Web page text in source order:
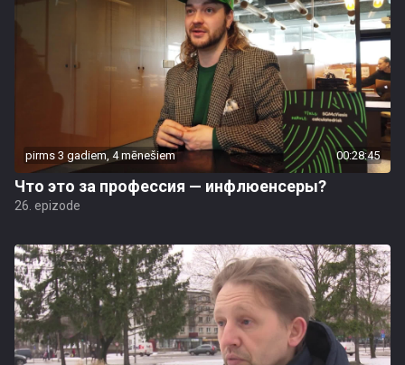
pirms 3 gadiem, 4 mēnešiem 00:28:45
Что это за профессия — инфлюенсеры?
26. epizode